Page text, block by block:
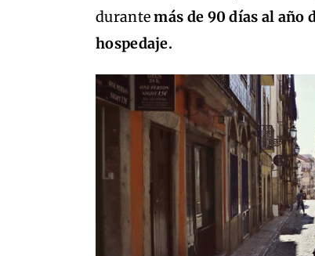
durantemás de 90 días al año
hospedaje.